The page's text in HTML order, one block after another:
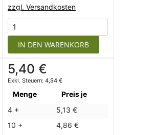
zzgl. Versandkosten
IN DEN WARENKORB
5,40 €
4,54 €
Menge
Preis je
4 +
5,13 €
10 +
4,86 €